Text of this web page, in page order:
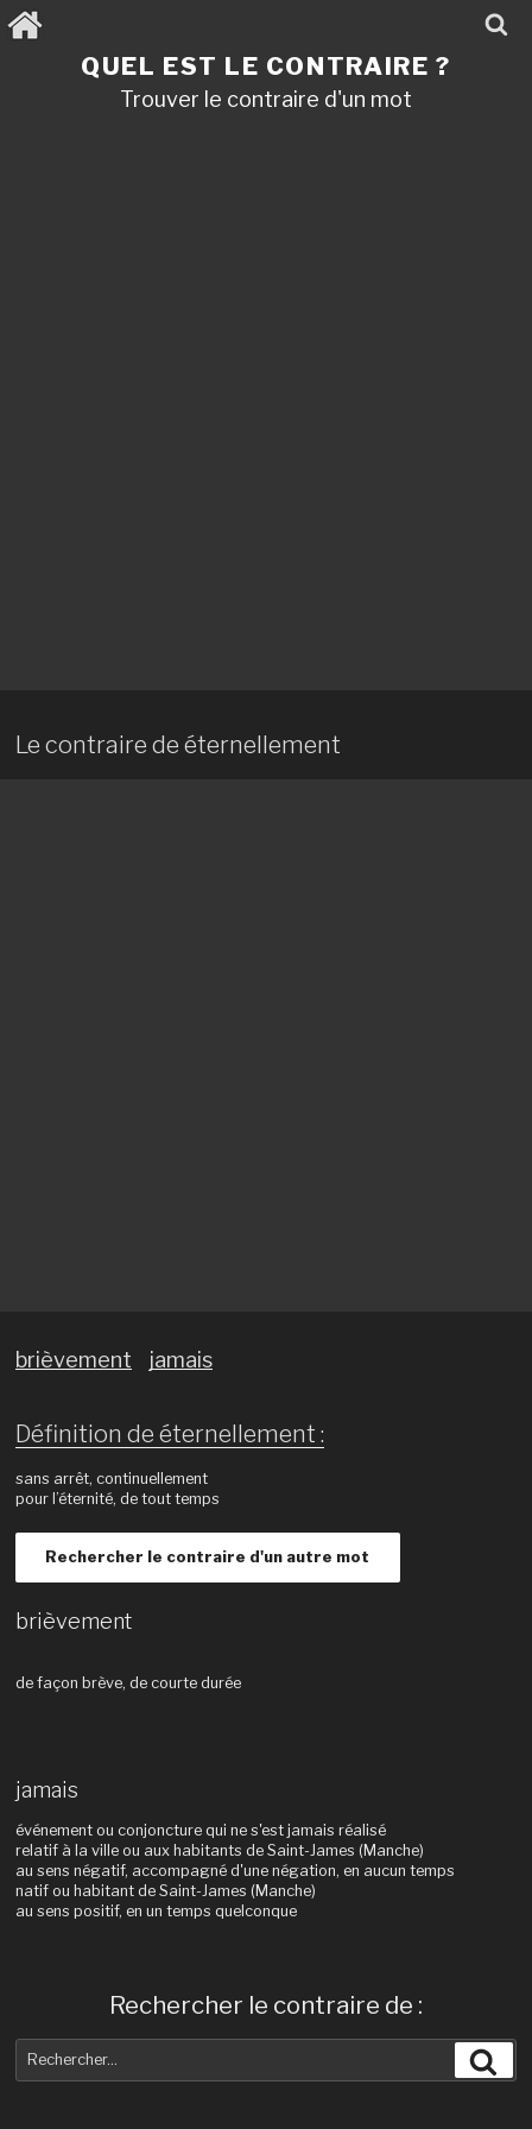
Aller
au
QUEL EST LE CONTRAIRE ?
Trouver le contraire d'un mot
Le contraire de éternellement
brièvement jamais
Définition de éternellement :
sans arrêt, continuellement
pour l’éternité, de tout temps
Rechercher le contraire d'un autre mot
brièvement
de façon brève, de courte durée
jamais
événement ou conjoncture qui ne s'est jamais réalisé
relatif à la ville ou aux habitants de Saint-James (Manche)
au sens négatif, accompagné d'une négation, en aucun temps
natif ou habitant de Saint-James (Manche)
au sens positif, en un temps quelconque
Rechercher le contraire de :
pour